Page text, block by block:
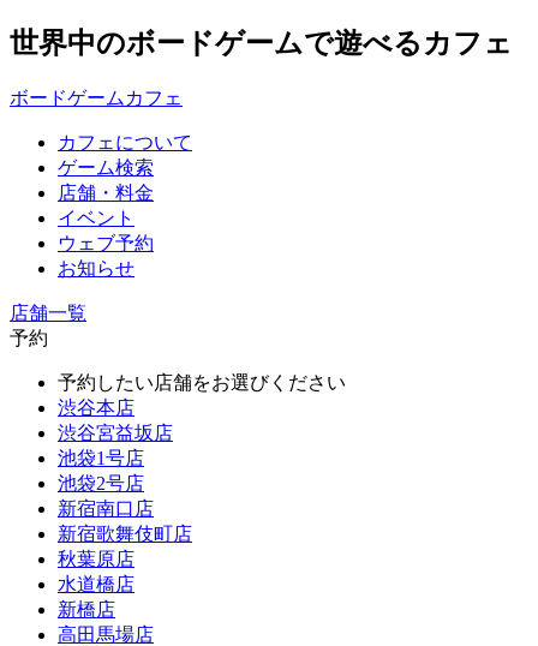
世界中のボードゲームで遊べるカフェ
ボードゲームカフェ
カフェについて
ゲーム検索
店舗・料金
イベント
ウェブ予約
お知らせ
店舗一覧
予約
予約したい店舗をお選びください
渋谷本店
渋谷宮益坂店
池袋1号店
池袋2号店
新宿南口店
新宿歌舞伎町店
秋葉原店
水道橋店
新橋店
高田馬場店